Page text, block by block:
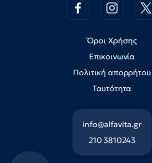
Όροι Χρήσης
Επικοινωνία
Πολιτική απορρήτου
Ταυτότητα
info@alfavita.gr
210 3810243